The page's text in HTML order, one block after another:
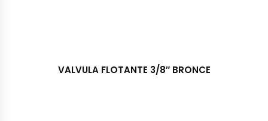
VALVULA FLOTANTE 3/8″ BRONCE